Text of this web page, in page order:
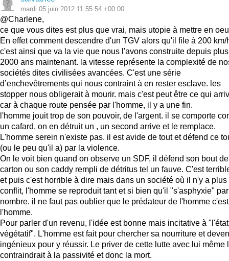
mardi 05 juin 2012 11:55:54 +00:00
@Charlene,
ce que vous dites est plus que vrai, mais utopie à mettre en
En effet comment descendre d'un TGV alors qu'il file à 200 km/
c'est ainsi que va la vie que nous l'avons construite depuis
2000 ans maintenant. la vitesse représente la complexité de
sociétés dites civilisées avancées. C'est une série
d’enchevêtrements qui nous contraint à en rester esclave. les
stopper nous obligerait à mourir. mais c'est peut être ce qui
car à chaque route pensée par l'homme, il y a une fin.
l'homme jouit trop de son pouvoir, de l'argent. il se comporte
un cafard. on en détruit un , un second arrive et le remplace.
L'homme serein n'existe pas. il est avide de tout et défend ce
(ou le peu qu'il a) par la violence.
On le voit bien quand on observe un SDF, il défend son bout de
carton ou son caddy rempli de détritus tel un fauve. C'est
et puis c'est horrible à dire mais dans un société où il n'y a plus
conflit, l'homme se reproduit tant et si bien qu'il "s'asphyxie"
nombre. il ne faut pas oublier que le prédateur de l'homme c'est
l'homme.
Pour parler d'un revenu, l'idée est bonne mais incitative à "l'état
végétatif". L'homme est fait pour chercher sa nourriture et
ingénieux pour y réussir. Le priver de cette lutte avec lui même
contraindrait à la passivité et donc la mort.